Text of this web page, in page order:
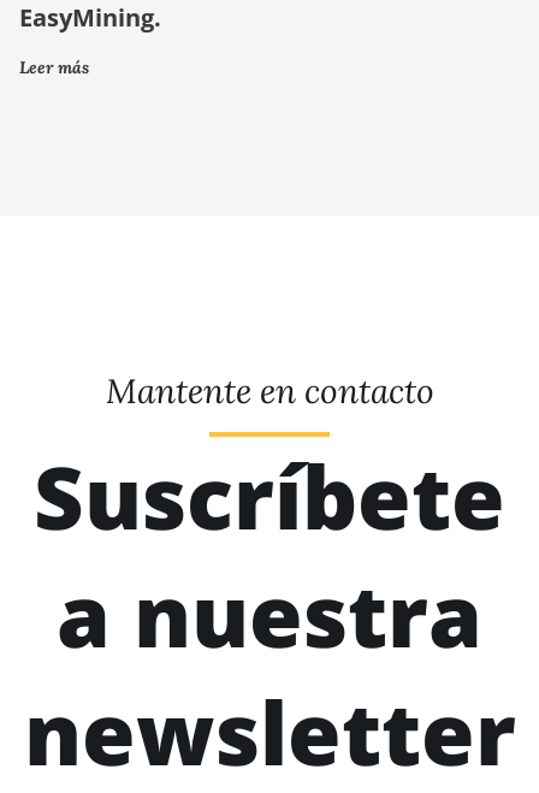
EasyMining.
Leer más
Mantente en contacto
Suscríbete
a nuestra
newsletter